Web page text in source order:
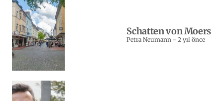
Schatten von Moers
Petra Neumann -2 yıl önce